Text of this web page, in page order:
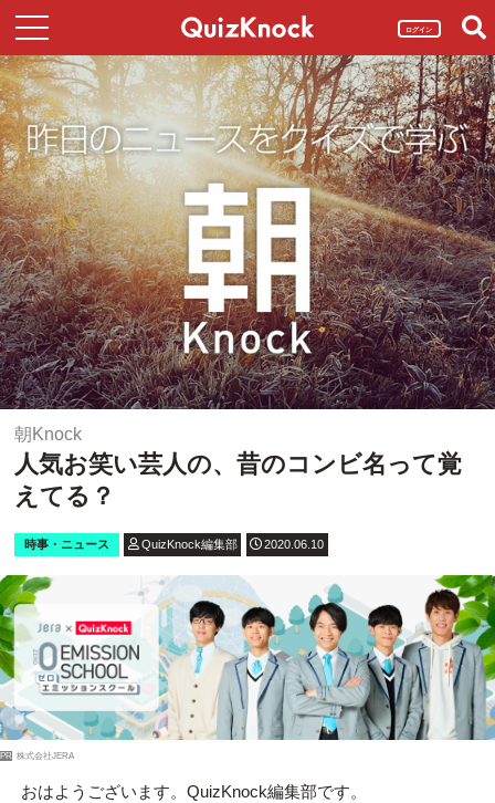
ログイン
朝Knock
人気お笑い芸人の、昔のコンビ名って覚
えてる？
時事・ニュース QuizKnock編集部 2020.06.10
PR 株式会社JERA
おはようございます。QuizKnock編集部です。